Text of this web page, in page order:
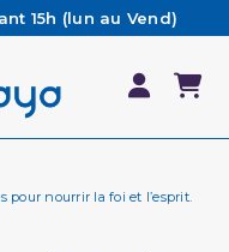
15h (lun au Vend)
le jour même
notre FAQ
65€ d'achat*
pour nourrir la foi et l’esprit.